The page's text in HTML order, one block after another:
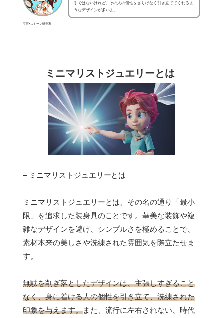
宝石･ストーン研究家
手ではないけれど、その人の個性をさりげなく引き立ててくれるよ
うなデザインが多いよ。
ミニマリストジュエリーとは
– ミニマリストジュエリーとは
ミニマリストジュエリーとは、その名の通り「最小
限」を追求した装身具のことです。華美な装飾や複
雑なデザインを避け、シンプルさを極めることで、
素材本来の美しさや洗練された雰囲気を際立たせま
す。
無駄を削ぎ落としたデザインは、主張しすぎること
なく、身に着ける人の個性を引き立て、洗練された
印象を与えます。また、流行に左右されない、時代